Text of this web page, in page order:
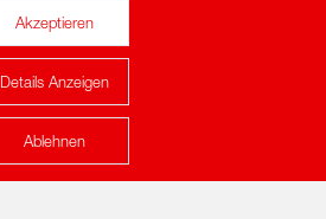
Karte anzeigen
Akzeptieren
Details Anzeigen
Ablehnen